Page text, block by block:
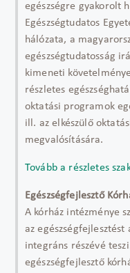
egészségre gyakorolt
Egészségtudatos
hálózata, a
egészségtudatosság
kimeneti
részletes
oktatási programok
ill. az elkészülő
megvalósítására.
Tovább a részletes
Egészségfejlesztő
A kórház intézménye
az
integráns részévé
egészségfejlesztő